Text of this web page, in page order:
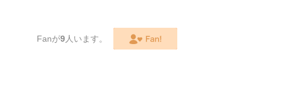
Fanが9人います。